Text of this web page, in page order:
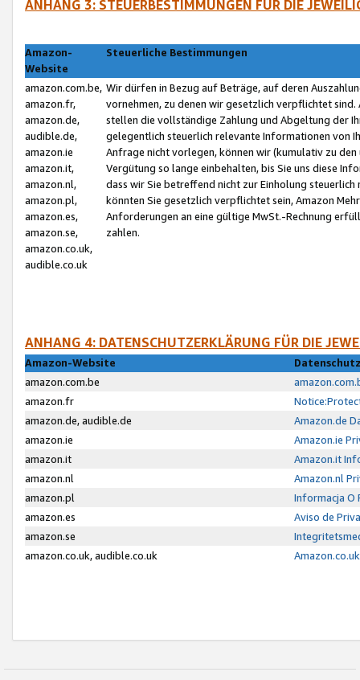
ANHANG 3: STEUERBESTIMMUNGEN FÜR DIE
Amazon-
Website
Steuerliche Bestimmungen
amazon.com.be,
amazon.fr,
amazon.de,
audible.de,
amazon.ie
amazon.it,
amazon.nl,
amazon.pl,
amazon.es,
amazon.se,
amazon.co.uk,
audible.co.uk
Wir dürfen in Bezug auf Beträge, auf deren
vornehmen, zu denen wir gesetzlich verpflichtet
stellen die vollständige Zahlung und Abgeltung der
gelegentlich steuerlich relevante Informationen von
Anfrage nicht vorlegen, können wir (kumulativ zu
Vergütung so lange einbehalten, bis Sie uns diese
dass wir Sie betreffend nicht zur Einholung
könnten Sie gesetzlich verpflichtet sein, Amazon
Anforderungen an eine gültige MwSt.-Rechnung
zahlen.
ANHANG 4: DATENSCHUTZERKLÄRUNG FÜR DIE
Amazon-Website
amazon.com.be
amazon.fr
amazon.de, audible.de
Amazon.de
amazon.ie
Amazon.ie
amazon.it
Amazon.it
amazon.nl
Amazon.nl
amazon.pl
Informacja O
amazon.es
Aviso de
amazon.se
amazon.co.uk, audible.co.uk